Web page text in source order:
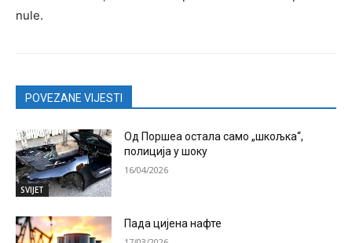
nule.
POVEZANE VIJESTI
SVIJET
Од Поршеа остала само „шкољка“,
полиција у шоку
16/04/2026
Пада цијена нафте